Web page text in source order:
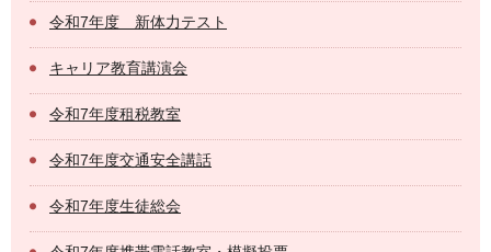
令和7年度 新体力テスト
キャリア教育講演会
令和7年度租税教室
令和7年度交通安全講話
令和7年度生徒総会